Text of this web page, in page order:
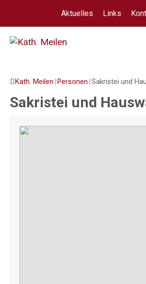
Inhalt
Aktuelles Links
Kath. Meilen |Personen |Sakristei und
Sakristei und